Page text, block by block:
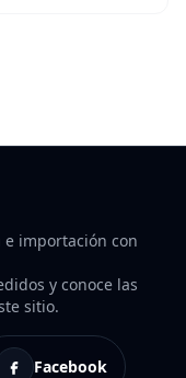
importación con
y conoce las
sitio.
Facebook